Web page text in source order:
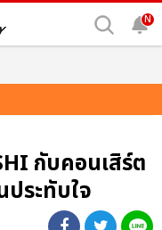
N
กับคอนเสิร์ต
ประทับใจ